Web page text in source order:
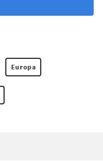
Europa